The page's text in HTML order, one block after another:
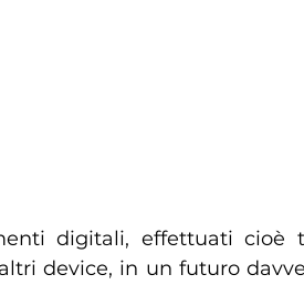
digitali, effettuati cioè
device, in un futuro